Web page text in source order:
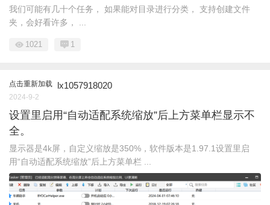
我们可能有几十个任务， 如果能对目录进行分类， 支持创建文件
夹，会好看许多， ...
1021 1
点击重新加载 lx1057918020
2024-9-2
设置里启用“自动适配系统缩放”后上方菜单栏显示不
全。
显示器是4k屏，自定义缩放是350%，软件版本是1.97.1设置里启
用“自动适配系统缩放”后上方菜单栏 ...